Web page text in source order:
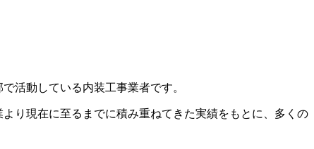
活動している内装工事業者です。
り現在に至るまでに積み重ねてきた実績をもとに、多くの